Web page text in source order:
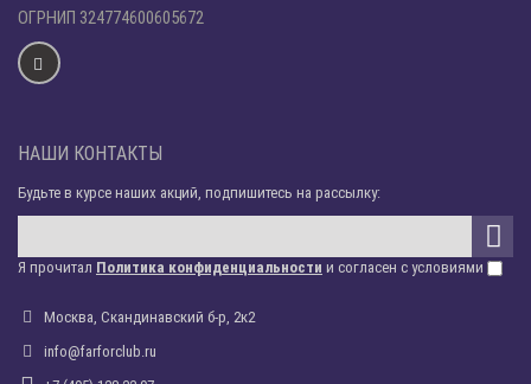
ОГРНИП 324774600605672
НАШИ КОНТАКТЫ
Будьте в курсе наших акций, подпишитесь на рассылку:
Я прочитал Политика конфиденциальности и согласен с условиями
Москва, Скандинавский б-р, 2к2
info@farforclub.ru